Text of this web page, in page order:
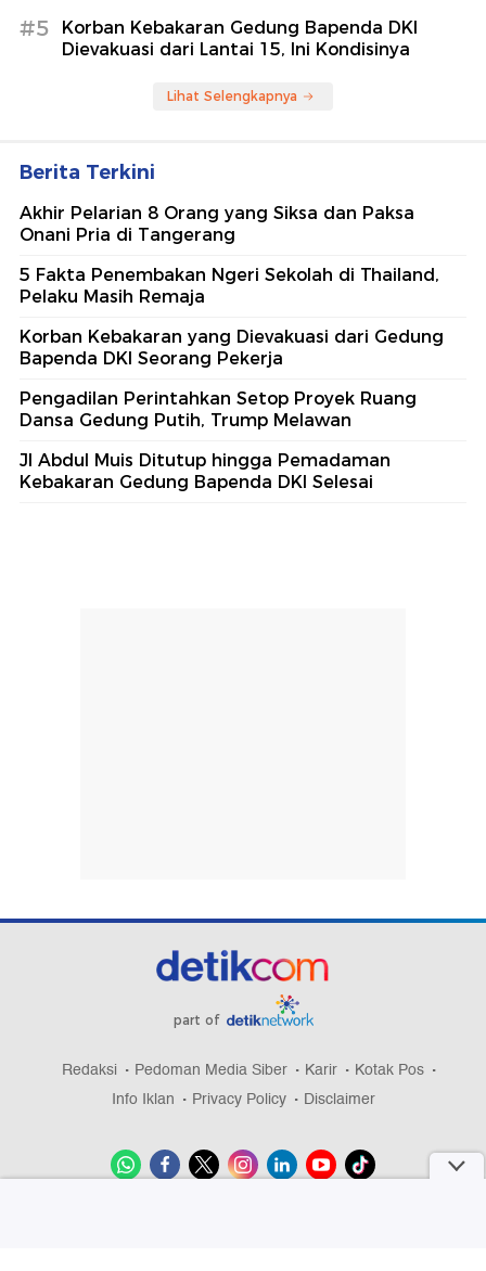
#5
Korban Kebakaran Gedung Bapenda DKI
Dievakuasi dari Lantai 15, Ini Kondisinya
Lihat Selengkapnya
Berita Terkini
Akhir Pelarian 8 Orang yang Siksa dan Paksa
Onani Pria di Tangerang
5 Fakta Penembakan Ngeri Sekolah di Thailand,
Pelaku Masih Remaja
Korban Kebakaran yang Dievakuasi dari Gedung
Bapenda DKI Seorang Pekerja
Pengadilan Perintahkan Setop Proyek Ruang
Dansa Gedung Putih, Trump Melawan
Jl Abdul Muis Ditutup hingga Pemadaman
Kebakaran Gedung Bapenda DKI Selesai
part of
Redaksi Pedoman Media Siber Karir
Kotak Pos
Info Iklan
Privacy Policy Disclaimer